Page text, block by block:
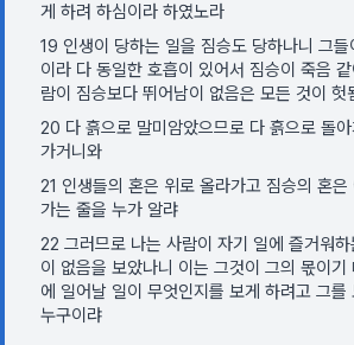
게 하려 하심이라 하였노라
19 인생이 당하는 일을 짐승도 당하나니 그
이라 다 동일한 호흡이 있어서 짐승이 죽음
람이 짐승보다 뛰어남이 없음은 모든 것이 헛
20 다 흙으로 말미암았으므로 다 흙으로 돌
가거니와
21 인생들의 혼은 위로 올라가고 짐승의 혼은
가는 줄을 누가 알랴
22 그러므로 나는 사람이 자기 일에 즐거워
이 없음을 보았나니 이는 그것이 그의 몫이기
에 일어날 일이 무엇인지를 보게 하려고 그
누구이랴